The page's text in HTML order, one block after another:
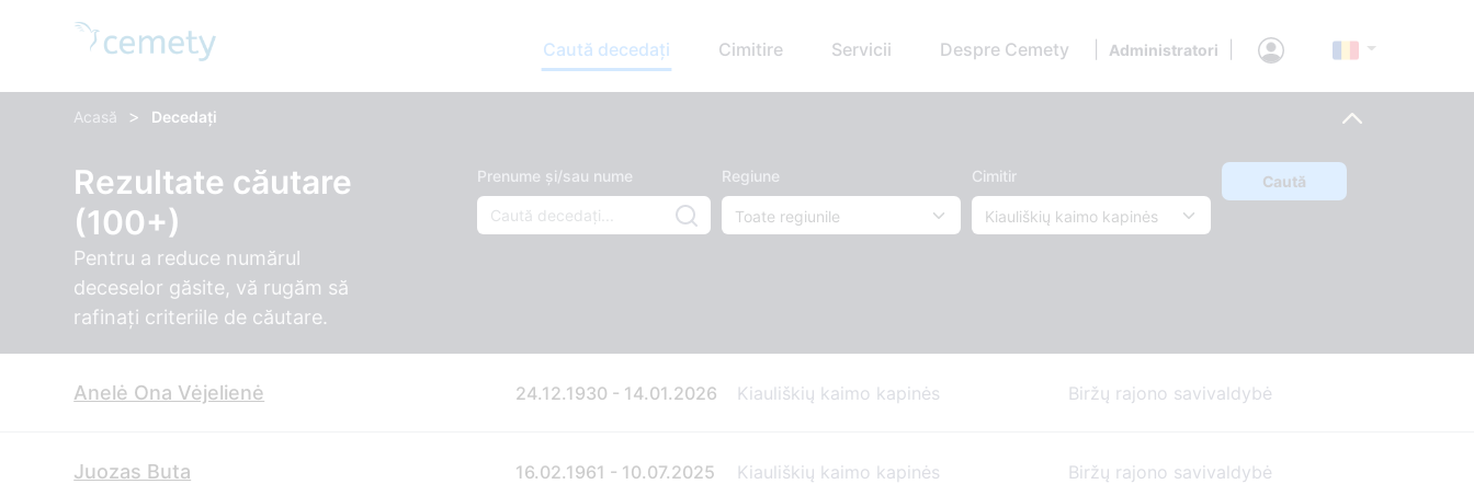
Caută decedați Cimitire Servicii Despre Cemety Administratori
Acasă > Decedați
Rezultate căutare
(100+)
Pentru a reduce numărul
deceselor găsite, vă rugăm să
rafinați criteriile de căutare.
Prenume și/sau nume Regiune Cimitir Caută
Anelė Ona Vėjelienė 24.12.1930 - 14.01.2026 Kiauliškių kaimo kapinės Biržų rajono savivaldybė
Juozas Buta 16.02.1961 - 10.07.2025 Kiauliškių kaimo kapinės Biržų rajono savivaldybė